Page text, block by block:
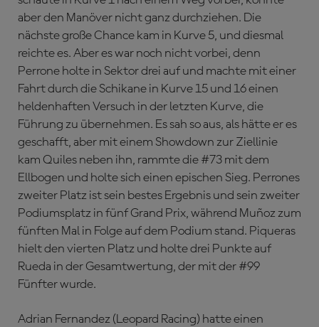
aber den Manöver nicht ganz durchziehen. Die
nächste große Chance kam in Kurve 5, und diesmal
reichte es. Aber es war noch nicht vorbei, denn
Perrone holte in Sektor drei auf und machte mit einer
Fahrt durch die Schikane in Kurve 15 und 16 einen
heldenhaften Versuch in der letzten Kurve, die
Führung zu übernehmen. Es sah so aus, als hätte er es
geschafft, aber mit einem Showdown zur Ziellinie
kam Quiles neben ihn, rammte die #73 mit dem
Ellbogen und holte sich einen epischen Sieg. Perrones
zweiter Platz ist sein bestes Ergebnis und sein zweiter
Podiumsplatz in fünf Grand Prix, während Muñoz zum
fünften Mal in Folge auf dem Podium stand. Piqueras
hielt den vierten Platz und holte drei Punkte auf
Rueda in der Gesamtwertung, der mit der #99
Fünfter wurde.
Adrian Fernandez (Leopard Racing) hatte einen